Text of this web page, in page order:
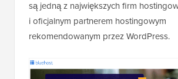
są jedną z największych firm
i oficjalnym partnerem hostingowym
rekomendowanym przez WordPress.